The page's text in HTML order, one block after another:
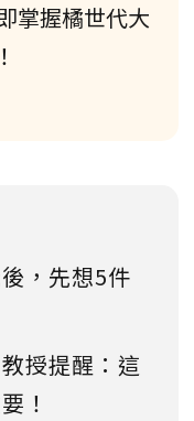
掌握橘世代大
，先想5件
授提醒：這
！